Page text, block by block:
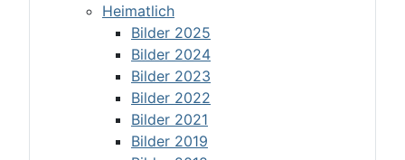
Heimatlich
Bilder 2025
Bilder 2024
Bilder 2023
Bilder 2022
Bilder 2021
Bilder 2019